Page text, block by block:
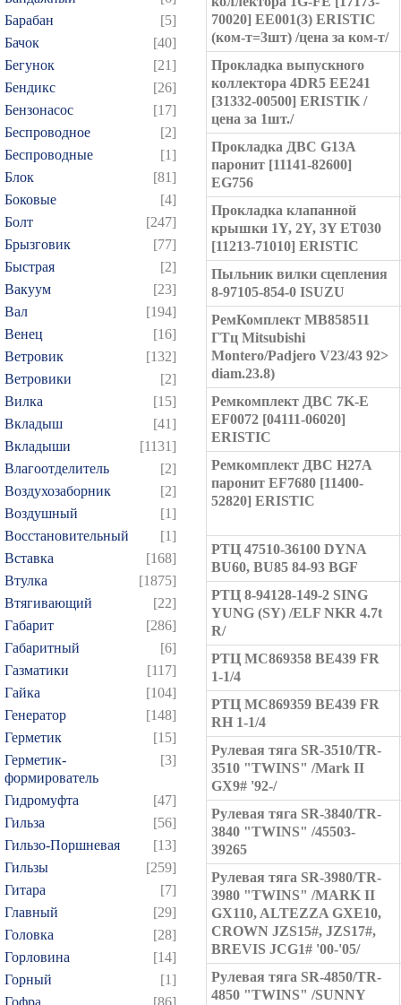
Барабан
[5]
Бачок
[40]
Бегунок
[21]
Бендикс
[26]
Бензонасос
[17]
Беспроводное
[2]
Беспроводные
[1]
Блок
[81]
Боковые
[4]
Болт
[247]
Брызговик
[77]
Быстрая
[2]
Вакуум
[23]
Вал
[194]
Венец
[16]
Ветровик
[132]
Ветровики
[2]
Вилка
[15]
Вкладыш
[41]
Вкладыши
[1131]
Влагоотделитель
[2]
Воздухозаборник
[2]
Воздушный
[1]
Восстановительный
[1]
Вставка
[168]
Втулка
[1875]
Втягивающий
[22]
Габарит
[286]
Габаритный
[6]
Газматики
[117]
Гайка
[104]
Генератор
[148]
Герметик
[15]
Герметик-
формирователь
[3]
Гидромуфта
[47]
Гильза
[56]
Гильзо-Поршневая
[13]
Гильзы
[259]
Гитара
[7]
Главный
[29]
Головка
[28]
Горловина
[14]
Горный
[1]
Гофра
[86]
70020] EE001(3) ERISTIC
(ком-т=3шт) /цена за ком-т/
Прокладка выпускного
коллектора 4DR5 EE241
[31332-00500] ERISTIK /
цена за 1шт./
Прокладка ДВС G13A
паронит [11141-82600]
EG756
Прокладка клапанной
крышки 1Y, 2Y, 3Y ET030
[11213-71010] ERISTIC
Пыльник вилки сцепления
8-97105-854-0 ISUZU
РемКомплект MB858511
ГТц Mitsubishi
Montero/Padjero V23/43 92>
diam.23.8)
Ремкомплект ДВС 7K-E
EF0072 [04111-06020]
ERISTIC
Ремкомплект ДВС H27A
паронит EF7680 [11400-
52820] ERISTIC
РТЦ 47510-36100 DYNA
BU60, BU85 84-93 BGF
РТЦ 8-94128-149-2 SING
YUNG (SY) /ELF NKR 4.7t
R/
РТЦ MC869358 BE439 FR
1-1/4
РТЦ MC869359 BE439 FR
RH 1-1/4
Рулевая тяга SR-3510/TR-
3510 "TWINS" /Mark II
GX9# '92-/
Рулевая тяга SR-3840/TR-
3840 "TWINS" /45503-
39265
Рулевая тяга SR-3980/TR-
3980 "TWINS" /MARK II
GX110, ALTEZZA GXE10,
CROWN JZS15#, JZS17#,
BREVIS JCG1# '00-'05/
Рулевая тяга SR-4850/TR-
4850 "TWINS" /SUNNY